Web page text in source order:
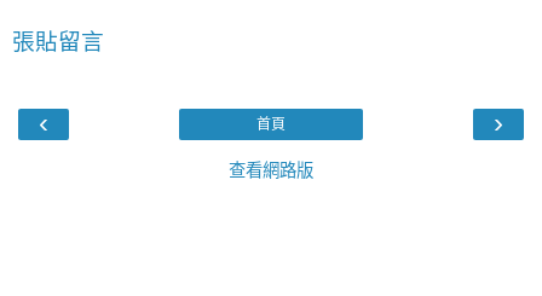
張貼留言
‹ ›
首頁
查看網路版